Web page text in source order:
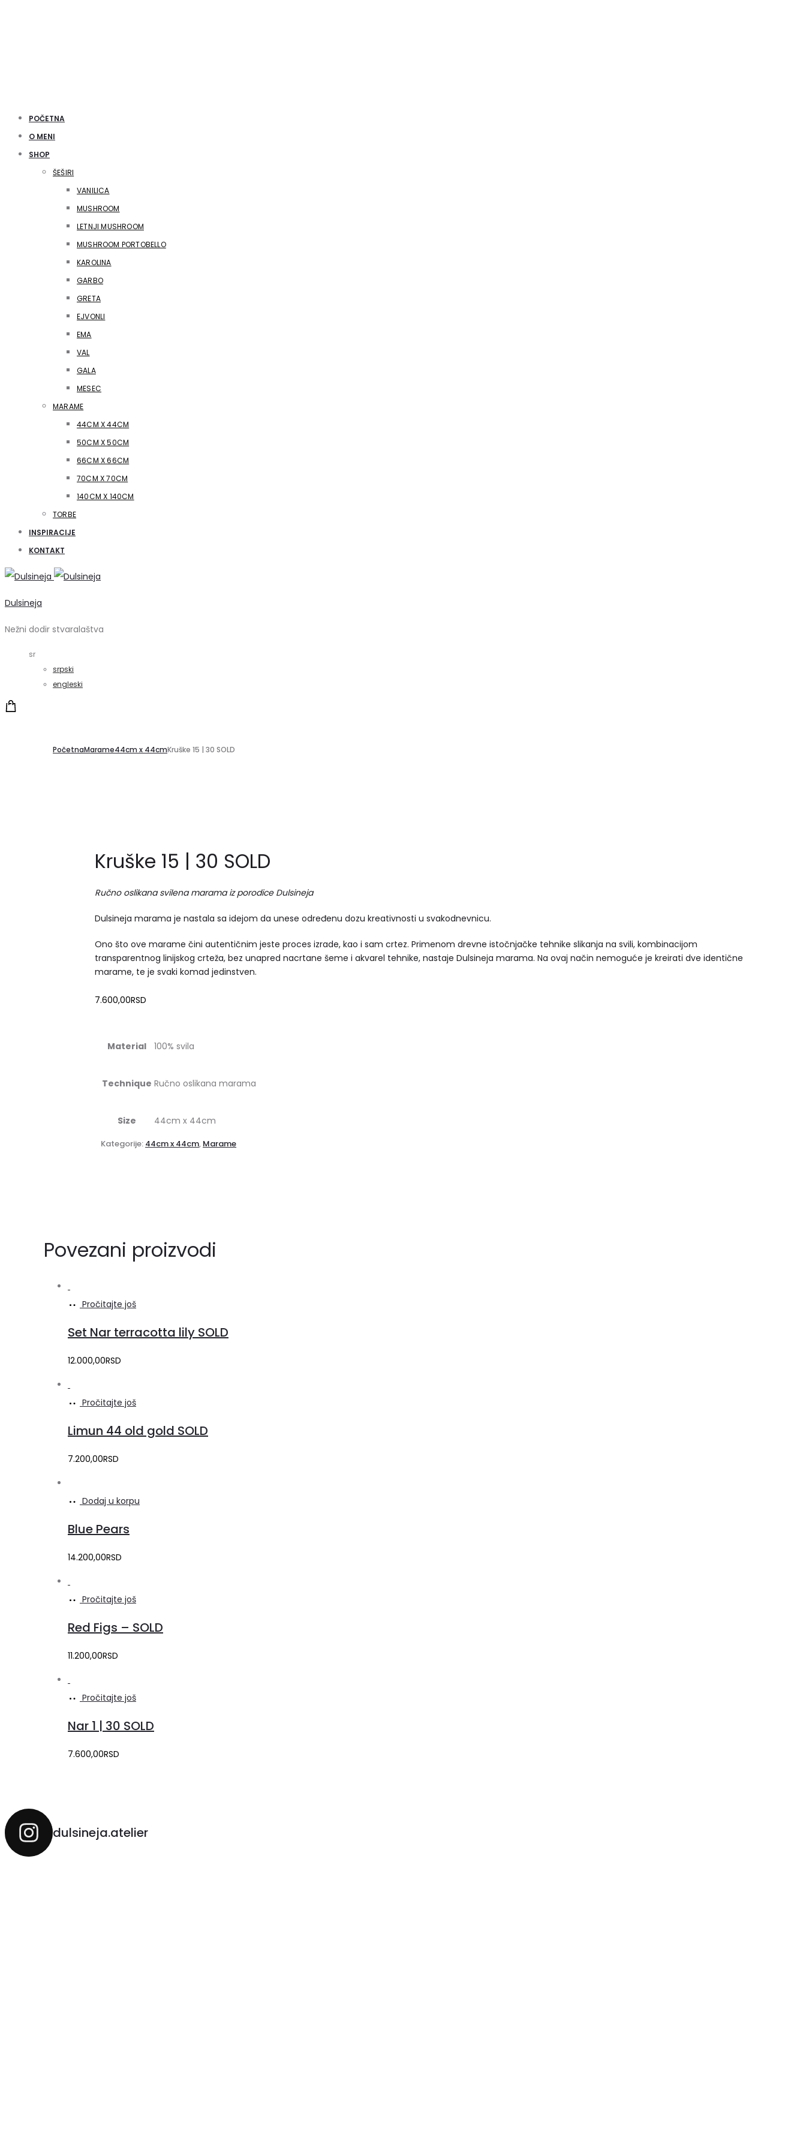
POČETNA
O MENI
SHOP
ŠEŠIRI
VANILICA
MUSHROOM
LETNJI MUSHROOM
MUSHROOM PORTOBELLO
KAROLINA
GARBO
GRETA
EJVONLI
EMA
VAL
GALA
MESEC
MARAME
44CM X 44CM
50CM X 50CM
66CM X 66CM
70CM X 70CM
140CM X 140CM
TORBE
INSPIRACIJE
KONTAKT
Dulsineja
Nežni dodir stvaralaštva
sr
srpski
engleski
PočetnaMarame44cm x 44cmKruške 15 | 30 SOLD
Kruške 15 | 30 SOLD
Ručno oslikana svilena marama iz porodice Dulsineja
Dulsineja marama je nastala sa idejom da unese određenu dozu kreativnosti u svakodnevnicu.
Ono što ove marame čini autentičnim jeste proces izrade, kao i sam crtez. Primenom drevne istočnjačke tehnike slikanja na svili, kombinacijom
transparentnog linijskog crteža, bez unapred nacrtane šeme i akvarel tehnike, nastaje Dulsineja marama. Na ovaj način nemoguće je kreirati dve identične
marame, te je svaki komad jedinstven.
7.600,00RSD
Material 100% svila
Technique Ručno oslikana marama
Size 44cm x 44cm
Kategorije: 44cm x 44cm, Marame
Povezani proizvodi
Pročitajte još
Set Nar terracotta lily SOLD
12.000,00RSD
Pročitajte još
Limun 44 old gold SOLD
7.200,00RSD
Dodaj u korpu
Blue Pears
14.200,00RSD
Pročitajte još
Red Figs – SOLD
11.200,00RSD
Pročitajte još
Nar 1 | 30 SOLD
7.600,00RSD
dulsineja.atelier